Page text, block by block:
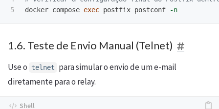
docker compose exec postfix postconf -n
1.6. Teste de Envio Manual (Telnet)
Use o telnet
para simular o envio de um e-mail
diretamente para o relay.